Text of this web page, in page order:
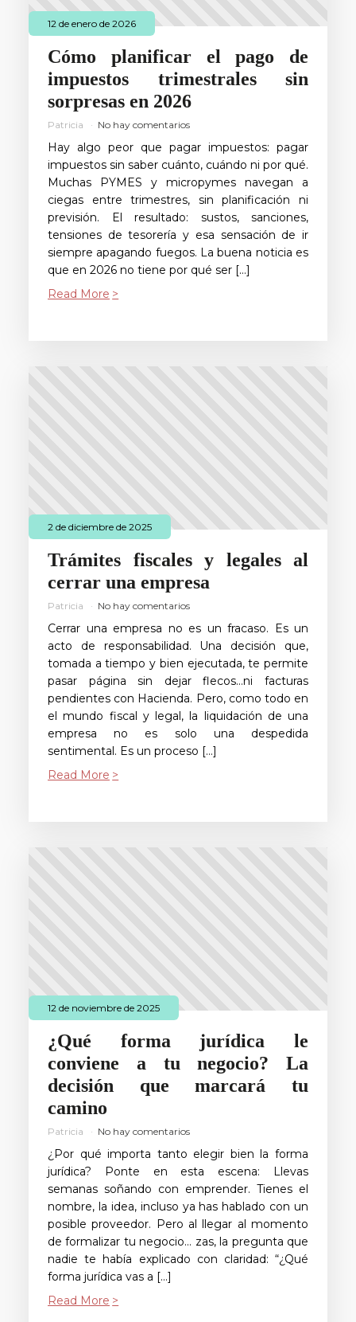
12 de enero de 2026
Cómo planificar el pago de
impuestos trimestrales sin
sorpresas en 2026
Patricia No hay comentarios
Hay algo peor que pagar impuestos: pagar
impuestos sin saber cuánto, cuándo ni por qué.
Muchas PYMES y micropymes navegan a
ciegas entre trimestres, sin planificación ni
previsión. El resultado: sustos, sanciones,
tensiones de tesorería y esa sensación de ir
siempre apagando fuegos. La buena noticia es
que en 2026 no tiene por qué ser […]
Read More
2 de diciembre de 2025
Trámites fiscales y legales al
cerrar una empresa
Patricia No hay comentarios
Cerrar una empresa no es un fracaso. Es un
acto de responsabilidad. Una decisión que,
tomada a tiempo y bien ejecutada, te permite
pasar página sin dejar flecos…ni facturas
pendientes con Hacienda. Pero, como todo en
el mundo fiscal y legal, la liquidación de una
empresa no es solo una despedida
sentimental. Es un proceso […]
Read More
12 de noviembre de 2025
¿Qué forma jurídica le
conviene a tu negocio? La
decisión que marcará tu
camino
Patricia No hay comentarios
¿Por qué importa tanto elegir bien la forma
jurídica? Ponte en esta escena: Llevas
semanas soñando con emprender. Tienes el
nombre, la idea, incluso ya has hablado con un
posible proveedor. Pero al llegar al momento
de formalizar tu negocio… zas, la pregunta que
nadie te había explicado con claridad: “¿Qué
forma jurídica vas a […]
Read More